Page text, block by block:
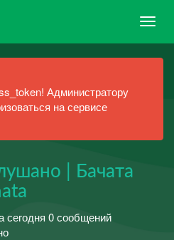
Администратору
на сервисе
| Бачата
сегодня 0 сообщений